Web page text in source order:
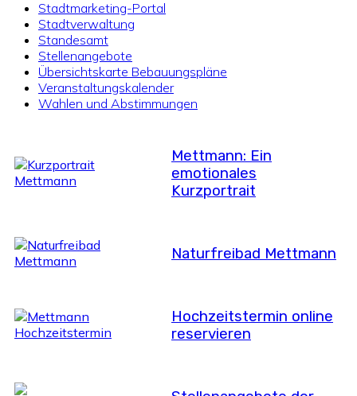
Stadtmarketing-Portal
Stadtverwaltung
Standesamt
Stellenangebote
Übersichtskarte Bebauungspläne
Veranstaltungskalender
Wahlen und Abstimmungen
Mettmann: Ein
emotionales
Kurzportrait
Naturfreibad Mettmann
Hochzeitstermin online
reservieren